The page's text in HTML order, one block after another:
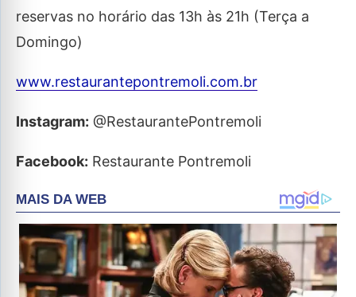
reservas no horário das 13h às 21h (Terça a
Domingo)
www.restaurantepontremoli.com.br
Instagram: @RestaurantePontremoli
Facebook: Restaurante Pontremoli